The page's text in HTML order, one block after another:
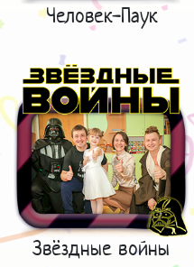
Человек-Паук
Звёздные войны